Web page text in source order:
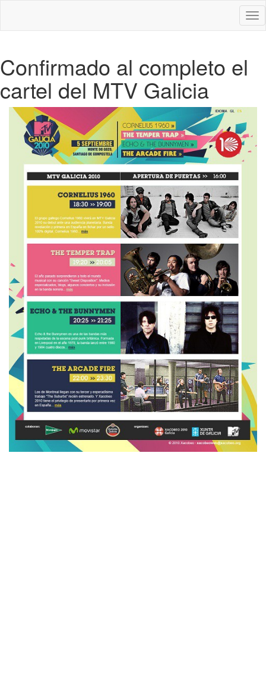
Confirmado al completo el
cartel del MTV Galicia